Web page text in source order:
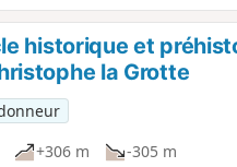
historique et
la Grotte
+306 m
-305 m